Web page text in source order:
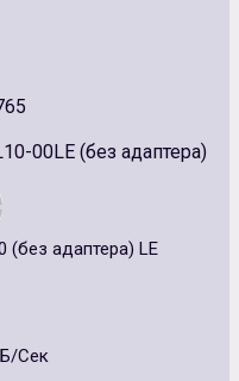
00LE (без адаптера)
(без адаптера) LE
Сек